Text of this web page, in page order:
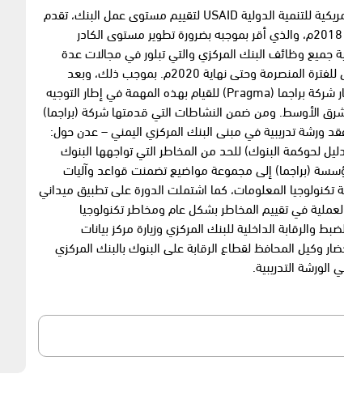
بحسب طلب البنك المركزي اليمني CBY من الوكالة الأمريكية للتنمية الدولية USAID لتقييم مستوى عمل البنك، تقدم
الصندوق الدولي بتقرير تشخيصي تم اعداده في نوفمبر 2018م، والذي أقر بموجبه بضرورة تطوير مستوى الكادر
جميع وظائف البنك المركزي والتي تبلور في مجالات عدة
تغطي الوظائف الأساسية في البنك من خلال خطة عمل للفترة المنصرمة وحتى نهاية 2020م. بموجب ذلك، وبعد
مشاورات وثيقة مع إدارة البنك المركزي اليمني، تم اختيار شركة براجما (Pragma) للقيام بهذه المهمة في إطار التوجيه
الشرق الأوسط. ومن ضمن النشاطات التي قدمتها شركة (براجما)
الفترة الواقعة من 1 وحتى 10 مارس 2020م عقد ورشة تدريبية في مبنى البنك المركزي اليمني – عدن حول:
لحوكمة البنوك) للحد من المخاطر التي تواجهها البنوك
(براجما) إلى مجموعة مواضيع تضمنت قواعد وآليات
المعلومات، كما اشتملت الدورة على تطبيق ميداني
في تقييم المخاطر بشكل عام ومخاطر تكنولوجيا
الداخلية للبنك المركزي وزيارة مركز بيانات
وكيل المحافظ لقطاع الرقابة على البنوك بالبنك المركزي
التدريبية.